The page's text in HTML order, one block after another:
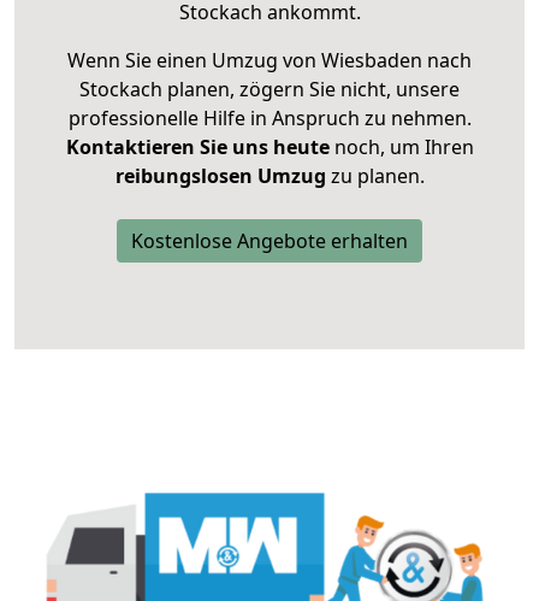
Stockach ankommt.
Wenn Sie einen Umzug von Wiesbaden nach
Stockach planen, zögern Sie nicht, unsere
professionelle Hilfe in Anspruch zu nehmen.
Kontaktieren Sie uns heutenoch, um Ihren
reibungslosen Umzug zu planen.
Kostenlose Angebote erhalten